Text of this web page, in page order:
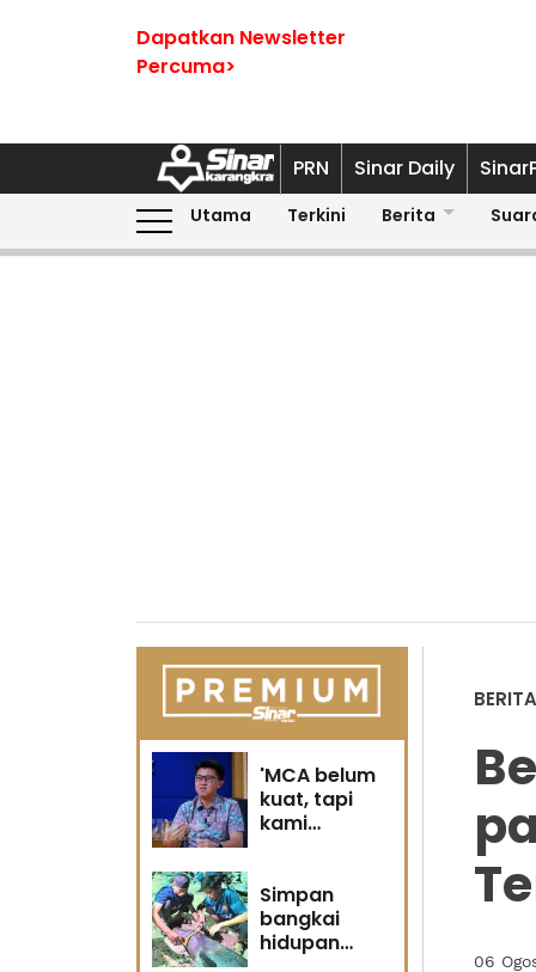
Dapatkan Newsletter
Percuma>
PRN Sinar Daily
Utama Terkini Berita
'MCA belum
kuat, tapi
kami
Simpan
bangkai
hidupan
BERITA
06